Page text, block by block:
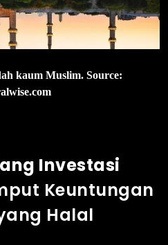
kaum Muslim. Source:
Investasi
Keuntungan
Halal